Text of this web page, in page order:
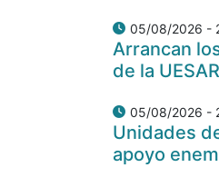
05/08/2026 -
Arrancan
de la
05/08/2026 -
Unidades
apoyo